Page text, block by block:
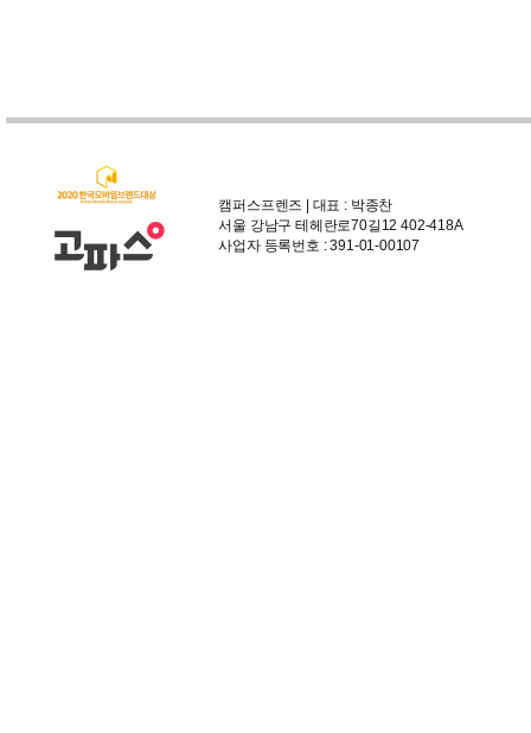
캠퍼스프렌즈 | 대표 : 박종찬
서울 강남구 테헤란로70길12 402-418A
사업자 등록번호 : 391-01-00107